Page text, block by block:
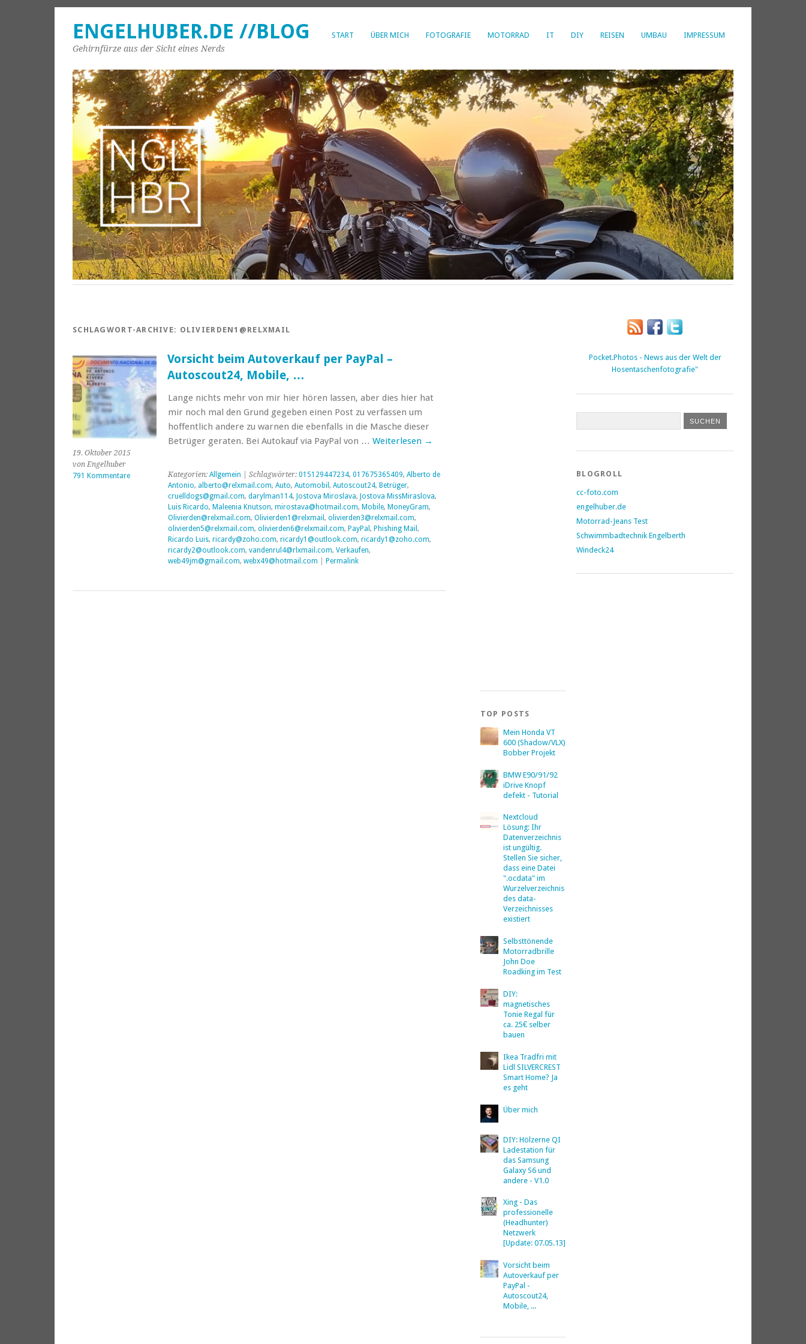
START ÜBER MICH FOTOGRAFIE MOTORRAD IT DIY REISEN UMBAU IMPRESSUM
ENGELHUBER.DE //BLOG
Gehirnfürze aus der Sicht eines Nerds
SCHLAGWORT-ARCHIVE: OLIVIERDEN1@RELXMAIL
19. Oktober 2015
von Engelhuber
791 Kommentare
Vorsicht beim Autoverkauf per PayPal –
Autoscout24, Mobile, …
Lange nichts mehr von mir hier hören lassen, aber dies hier hat
mir noch mal den Grund gegeben einen Post zu verfassen um
hoffentlich andere zu warnen die ebenfalls in die Masche dieser
Betrüger geraten. Bei Autokauf via PayPal von … Weiterlesen →
Kategorien: Allgemein | Schlagwörter: 015129447234, 017675365409, Alberto de
Antonio, alberto@relxmail.com, Auto, Automobil , Autoscout24, Betrüger,
cruelldogs@gmail.com, darylman114, Jostova Miroslava, Jostova MissMiraslova,
Luis Ricardo, Maleenia Knutson, mirostava@hotmail.com, Mobile, MoneyGram,
Olivierden@relxmail.com, Olivierden1@relxmail , olivierden3@relxmail.com,
olivierden5@relxmail.com, olivierden6@relxmail.com, PayPal , Phishing Mail ,
Ricardo Luis, ricardy@zoho.com, ricardy1@outlook.com, ricardy1@zoho.com,
ricardy2@outlook.com, vandenrul4@rlxmail.com, Verkaufen,
web49jm@gmail.com, webx49@hotmail.com Permalink
TOP POSTS
Mein Honda VT
600 (Shadow/VLX)
Bobber Projekt
BMW E90/91/92
iDrive Knopf
defekt - Tutorial
Nextcloud
Lösung: Ihr
Datenverzeichnis
ist ungültig.
Stellen Sie sicher,
dass eine Datei
".ocdata" im
Wurzelverzeichnis
des data-
Verzeichnisses
existiert
Selbsttönende
Motorradbrille
John Doe
Roadking im Test
DIY:
magnetisches
Tonie Regal für
ca. 25€ selber
bauen
Ikea Tradfri mit
Lidl SILVERCREST
Smart Home? Ja
es geht
Über mich
DIY: Hölzerne QI
Ladestation für
das Samsung
Galaxy S6 und
andere - V1.0
Xing - Das
professionelle
(Headhunter)
Netzwerk
[Update: 07.05.13]
Vorsicht beim
Autoverkauf per
PayPal -
Autoscout24,
Mobile, ...
Pocket.Photos - News aus der Welt der
Hosentaschenfotografie"
BLOGROLL
cc-foto.com
engelhuber.de
Motorrad-Jeans Test
Schwimmbadtechnik Engelberth
Windeck24